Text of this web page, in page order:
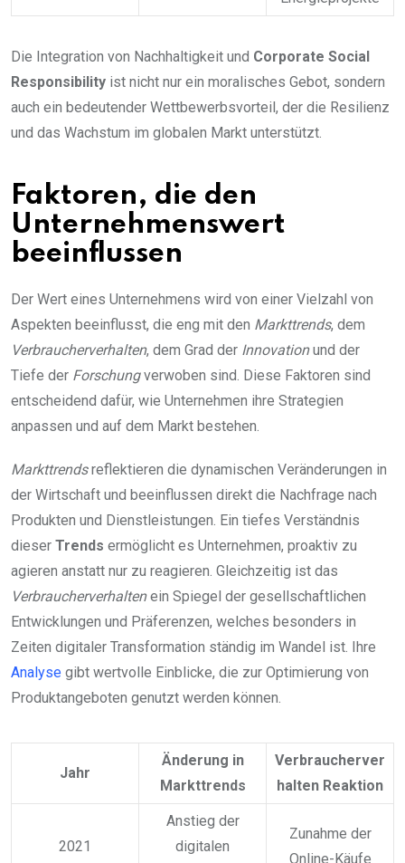
Die Integration von Nachhaltigkeit und Corporate Social
Responsibility ist nicht nur ein moralisches Gebot, sondern
auch ein bedeutender Wettbewerbsvorteil, der die Resilienz
und das Wachstum im globalen Markt unterstützt.
Faktoren, die den
Unternehmenswert
beeinflussen
Der Wert eines Unternehmens wird von einer Vielzahl von
Aspekten beeinflusst, die eng mit den Markttrends, dem
Verbraucherverhalten, dem Grad der Innovationund der
Tiefe der Forschungverwoben sind. Diese Faktoren sind
entscheidend dafür, wie Unternehmen ihre Strategien
anpassen und auf dem Markt bestehen.
Markttrendsreflektieren die dynamischen Veränderungen in
der Wirtschaft und beeinflussen direkt die Nachfrage nach
Produkten und Dienstleistungen. Ein tiefes Verständnis
dieser Trends ermöglicht es Unternehmen, proaktiv zu
agieren anstatt nur zu reagieren. Gleichzeitig ist das
Verbraucherverhaltenein Spiegel der gesellschaftlichen
Entwicklungen und Präferenzen, welches besonders in
Zeiten digitaler Transformation ständig im Wandel ist. Ihre
Analyse gibt wertvolle Einblicke, die zur Optimierung von
Produktangeboten genutzt werden können.
Jahr
Änderung in
Markttrends
Verbraucherver
halten Reaktion
2021
Anstieg der
digitalen
Zunahme der
Online-Käufe